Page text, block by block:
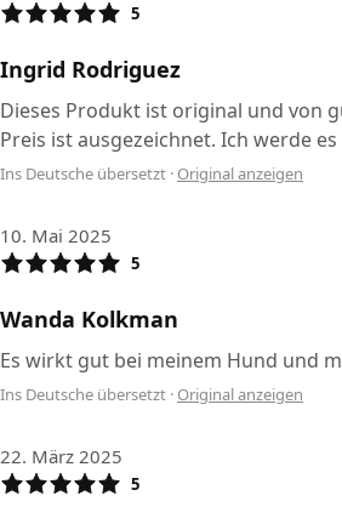
5
Ingrid Rodriguez
Dieses Produkt ist original und von
Preis ist ausgezeichnet. Ich werde
Ins Deutsche übersetzt · Original anzeigen
10. Mai 2025
5
Wanda Kolkman
Es wirkt gut bei meinem Hund und
Ins Deutsche übersetzt · Original anzeigen
22. März 2025
5